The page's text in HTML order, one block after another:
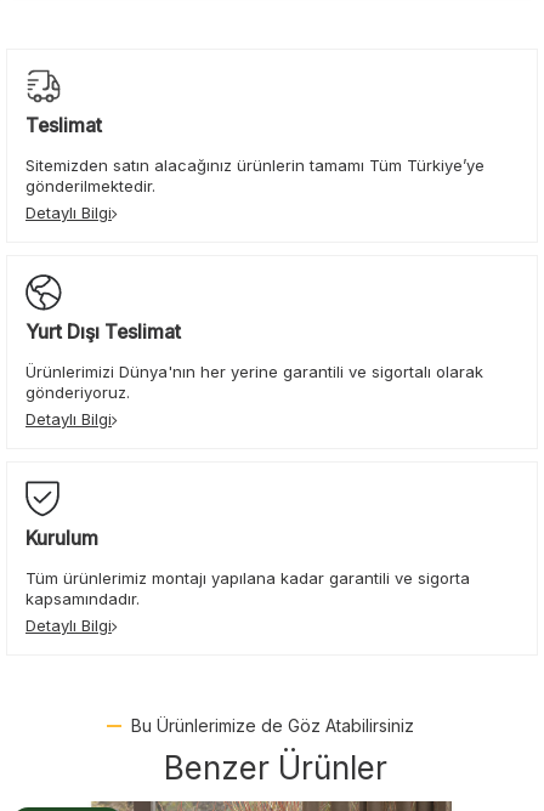
Teslimat
Sitemizden satın alacağınız ürünlerin tamamı Tüm Türkiye’ye
gönderilmektedir.
Detaylı Bilgi
Yurt Dışı Teslimat
Ürünlerimizi Dünya'nın her yerine garantili ve sigortalı olarak
gönderiyoruz.
Detaylı Bilgi
Kurulum
Tüm ürünlerimiz montajı yapılana kadar garantili ve sigorta
kapsamındadır.
Detaylı Bilgi
Bu Ürünlerimize de Göz Atabilirsiniz
Benzer Ürünler